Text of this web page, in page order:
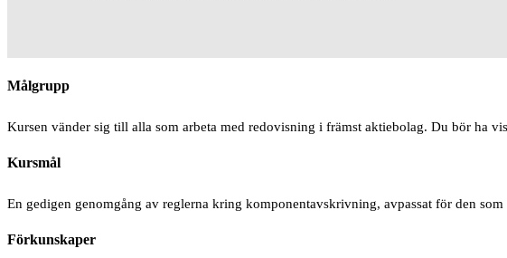
Målgrupp
Kursen vänder sig till alla som arbeta med redovisning i främst aktiebolag. Du bör ha
Kursmål
En gedigen genomgång av reglerna kring komponentavskrivning, avpassat för den
Förkunskaper